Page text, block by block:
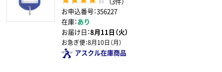
お申込番号：356227
在庫：あり
お届け日：8月11日（火）
お急ぎ便：8月10日（月）
アスクル在庫商品